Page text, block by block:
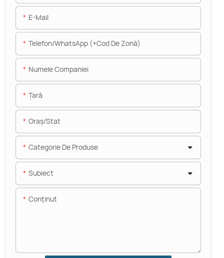
E-Mail
Telefon/WhatsApp (+Cod De Zonă)
Numele Companiei
Ţară
Oraș/stat
Categorie De Produse
Subiect
Conţinut